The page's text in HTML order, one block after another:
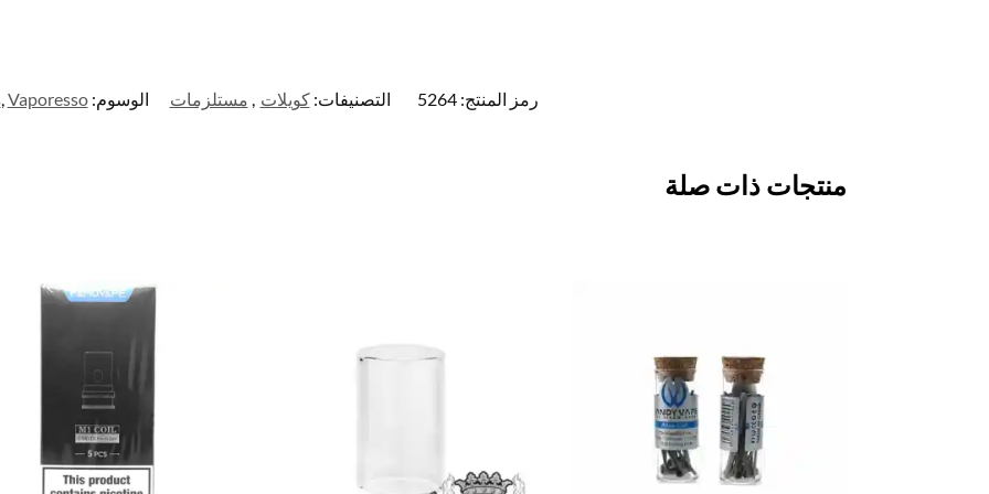
رمز المنتج:5264 التصنيفات:كويلات , مستلزمات الوسوم: ,Vaporesso
منتجات ذات صلة